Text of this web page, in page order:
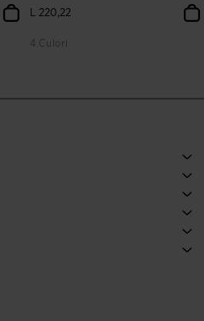
L 220,22
4 Culori